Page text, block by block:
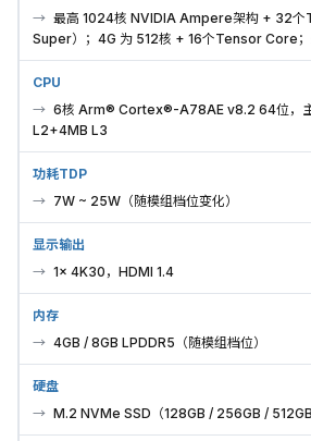
最高 1024核 NVIDIA Ampere架构 + 32
Super）；4G 为 512核 + 16个Tensor Core
CPU
6核 Arm® Cortex®-A78AE v8.2 64位，
L2+4MB L3
功耗TDP
7W ~ 25W（随模组档位变化）
显示输出
1× 4K30，HDMI 1.4
内存
4GB / 8GB LPDDR5（随模组档位）
硬盘
M.2 NVMe SSD（128GB / 256GB / 512GB